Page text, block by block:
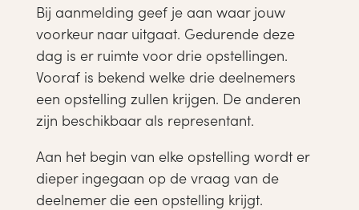
Bij aanmelding geef je aan waar jouw
voorkeur naar uitgaat. Gedurende deze
dag is er ruimte voor drie opstellingen.
Vooraf is bekend welke drie deelnemers
een opstelling zullen krijgen. De anderen
zijn beschikbaar als representant.
Aan het begin van elke opstelling wordt er
dieper ingegaan op de vraag van de
deelnemer die een opstelling krijgt.